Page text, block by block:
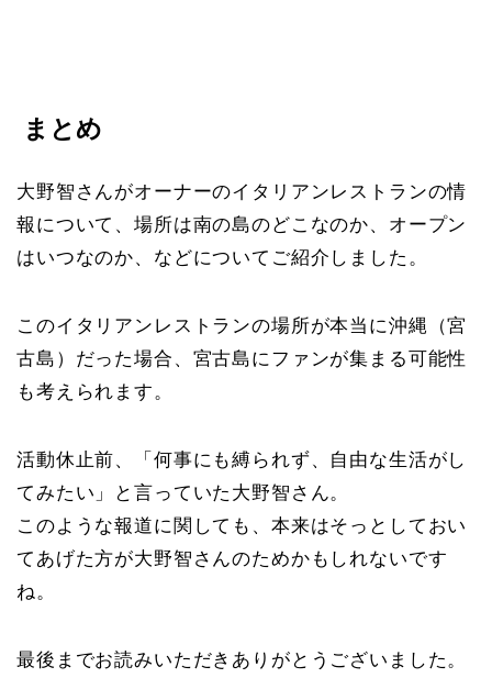
まとめ
大野智さんがオーナーのイタリアンレストランの情
報について、場所は南の島のどこなのか、オープン
はいつなのか、などについてご紹介しました。
このイタリアンレストランの場所が本当に沖縄（宮
古島）だった場合、宮古島にファンが集まる可能性
も考えられます。
活動休止前、「何事にも縛られず、自由な生活がし
てみたい」と言っていた大野智さん。
このような報道に関しても、本来はそっとしておい
てあげた方が大野智さんのためかもしれないです
ね。
最後までお読みいただきありがとうございました。